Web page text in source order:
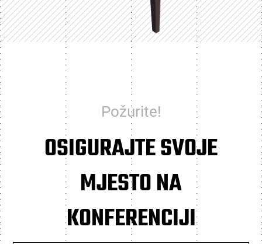
Požurite!
OSIGURAJTE SVOJE
MJESTO NA
KONFERENCIJI